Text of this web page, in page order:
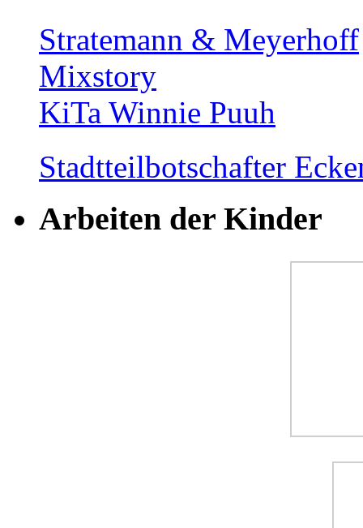
Stratemann & Meyerhoff
Mixstory
KiTa Winnie Puuh
Stadtteilbotschafter
Arbeiten der Kinder